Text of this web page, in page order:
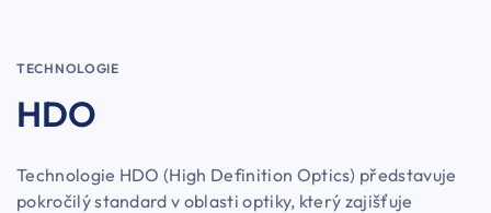
TECHNOLOGIE
HDO
Technologie HDO (High Definition Optics) představuje
pokročilý standard v oblasti optiky, který zajišťuje